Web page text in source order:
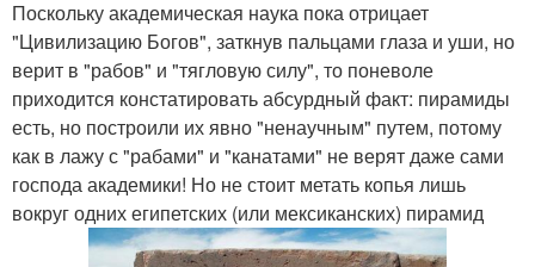
Поскольку академическая наука пока отрицает
"Цивилизацию Богов", заткнув пальцами глаза и уши, но
верит в "рабов" и "тягловую силу", то поневоле
приходится констатировать абсурдный факт: пирамиды
есть, но построили их явно "ненаучным" путем, потому
как в лажу с "рабами" и "канатами" не верят даже сами
господа академики! Но не стоит метать копья лишь
вокруг одних египетских (или мексиканских) пирамид